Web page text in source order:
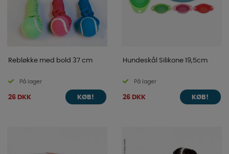
Rebløkke med bold 37 cm
På lager
26 DKK KØB!
Hundeskål Silikone 19,5cm
På lager
26 DKK KØB!